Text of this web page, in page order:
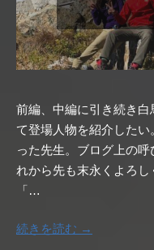
前編、中編に引き続き
て登場人物を紹介した
った先生。ブログ上の
れから先も末永くよろ
「…
続きを読む →